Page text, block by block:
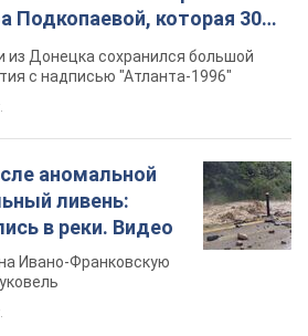
в реки. Видео
729 тыс. грн
показаний
судья
решение